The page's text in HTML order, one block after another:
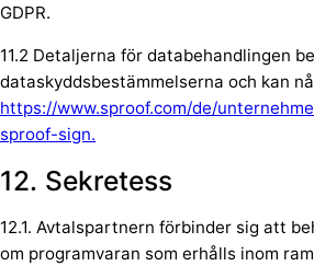
GDPR.
11.2 Detaljerna för databehandlingen
dataskyddsbestämmelserna och kan
https://www.sproof.com/de/
sproof-sign.
12. Sekretess
12.1. Avtalspartnern förbinder sig att
om programvaran som erhålls inom